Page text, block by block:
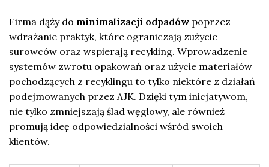
Firma dąży do minimalizacji odpadów poprzez
wdrażanie praktyk, które ograniczają zużycie
surowców oraz wspierają recykling. Wprowadzenie
systemów zwrotu opakowań oraz użycie materiałów
pochodzących z recyklingu to tylko niektóre z działań
podejmowanych przez AJK. Dzięki tym inicjatywom,
nie tylko zmniejszają ślad węglowy, ale również
promują ideę odpowiedzialności wśród swoich
klientów.